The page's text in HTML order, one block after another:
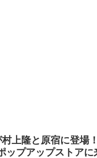
上隆と原宿に登場
ップアップストア